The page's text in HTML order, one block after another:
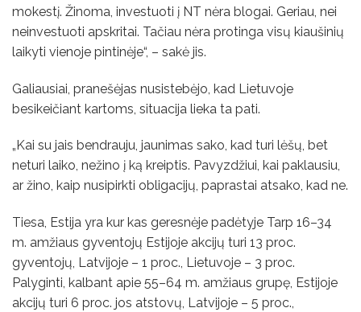
mokestį. Žinoma, investuoti į NT nėra blogai. Geriau, nei
neinvestuoti apskritai. Tačiau nėra protinga visų kiaušinių
laikyti vienoje pintinėje“, – sakė jis.
Galiausiai, pranešėjas nusistebėjo, kad Lietuvoje
besikeičiant kartoms, situacija lieka ta pati.
„Kai su jais bendrauju, jaunimas sako, kad turi lėšų, bet
neturi laiko, nežino į ką kreiptis. Pavyzdžiui, kai paklausiu,
ar žino, kaip nusipirkti obligacijų, paprastai atsako, kad ne.
Tiesa, Estija yra kur kas geresnėje padėtyje Tarp 16–34
m. amžiaus gyventojų Estijoje akcijų turi 13 proc.
gyventojų, Latvijoje – 1 proc., Lietuvoje – 3 proc.
Palyginti, kalbant apie 55–64 m. amžiaus grupę, Estijoje
akcijų turi 6 proc. jos atstovų, Latvijoje – 5 proc.,